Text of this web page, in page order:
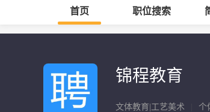
首页 职位搜索
锦程教育
文体教育|工艺美术 个